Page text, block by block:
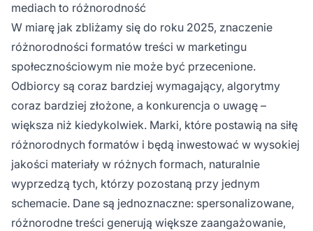
mediach to różnorodność
W miarę jak zbliżamy się do roku 2025, znaczenie
różnorodności formatów treści w marketingu
społecznościowym nie może być przecenione.
Odbiorcy są coraz bardziej wymagający, algorytmy
coraz bardziej złożone, a konkurencja o uwagę –
większa niż kiedykolwiek. Marki, które postawią na siłę
różnorodnych formatów i będą inwestować w wysokiej
jakości materiały w różnych formach, naturalnie
wyprzedzą tych, którzy pozostaną przy jednym
schemacie. Dane są jednoznaczne: spersonalizowane,
różnorodne treści generują większe zaangażowanie,